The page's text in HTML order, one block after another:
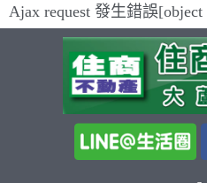
Ajax request 發生錯誤[object